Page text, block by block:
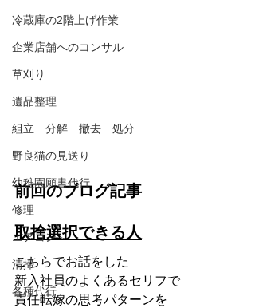
冷蔵庫の2階上げ作業
企業店舗へのコンサル
草刈り
遺品整理
組立 分解 撤去 処分
野良猫の見送り
幼稚園願書代行
修理
エアコン
清掃
各種代行
前回のブログ記事
取捨選択できる人
こちらでお話をした
新入社員のよくあるセリフで
責任転嫁の思考パターンを